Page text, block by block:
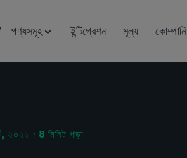
পণ্যসমূহ ইন্টিগ্রেশন মূল্য কোম্পানি
২০২২ · 8 মিনিট পড়া